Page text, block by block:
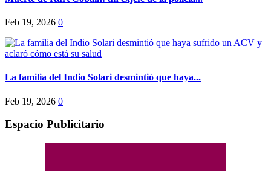
Feb 19, 2026 0
La familia del Indio Solari desmintió que haya...
Feb 19, 2026 0
Espacio Publicitario